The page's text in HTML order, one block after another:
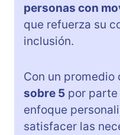
personas con
que refuerza su
inclusión.
Con un promedio
sobre 5 por
enfoque
satisfacer las